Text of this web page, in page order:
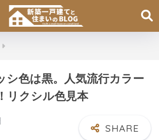
シ色は黒。人気流行カラー
リクシル色見本